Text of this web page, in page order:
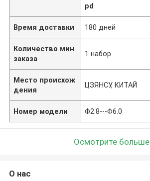
pd
Время доставки 180 дней
Количество мин
заказа
1 набор
Место происхож
дения
ЦЗЯНСУ, КИТАЙ
Номер модели Φ2.8---Φ6.0
Осмотрите больше
О нас